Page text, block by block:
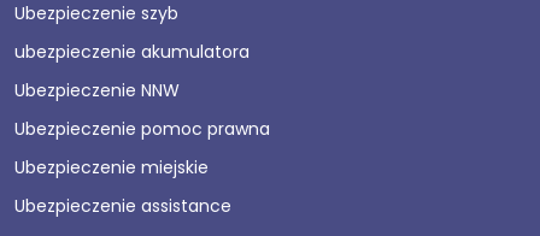
Ubezpieczenie szyb
ubezpieczenie akumulatora
Ubezpieczenie NNW
Ubezpieczenie pomoc prawna
Ubezpieczenie miejskie
Ubezpieczenie assistance